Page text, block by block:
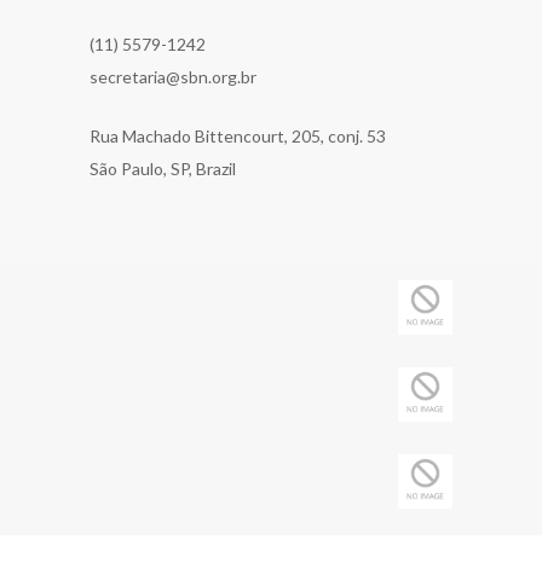
(11) 5579-1242
secretaria@sbn.org.br
Rua Machado Bittencourt, 205, conj. 53
São Paulo, SP, Brazil